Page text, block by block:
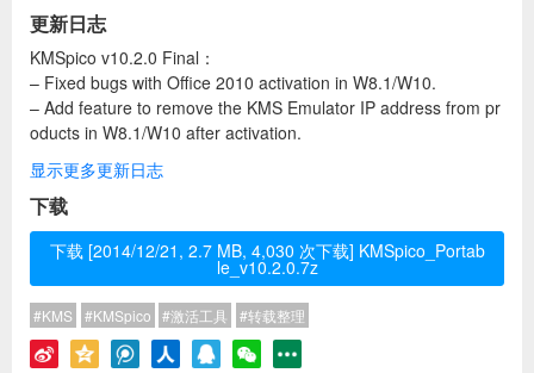
更新日志
KMSpico v10.2.0 Final：
– Fixed bugs with Office 2010 activation in W8.1/W10.
– Add feature to remove the KMS Emulator IP address from pr
oducts in W8.1/W10 after activation.
显示更多更新日志
下载
下载 [2014/12/21, 2.7 MB, 4,030 次下载] KMSpico_Portab
le_v10.2.0.7z
KMS KMSpico 激活工具 转载整理